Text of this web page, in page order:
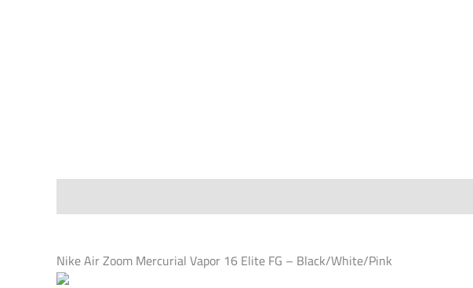
Nike Air Zoom Mercurial Vapor 16 Elite FG – Black/White/Pink